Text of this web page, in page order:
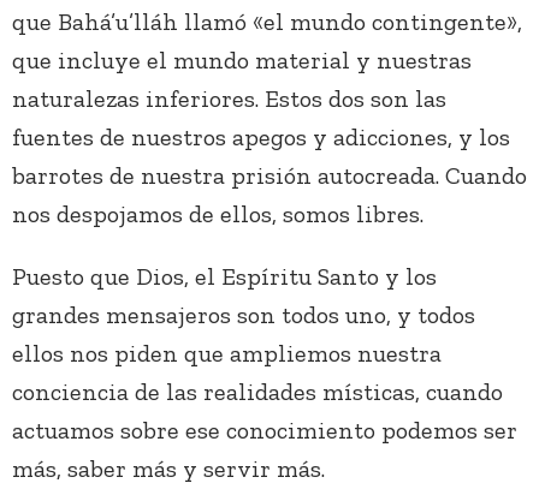
que Bahá’u’lláh llamó «el mundo contingente»,
que incluye el mundo material y nuestras
naturalezas inferiores. Estos dos son las
fuentes de nuestros apegos y adicciones, y los
barrotes de nuestra prisión autocreada. Cuando
nos despojamos de ellos, somos libres.
Puesto que Dios, el Espíritu Santo y los
grandes mensajeros son todos uno, y todos
ellos nos piden que ampliemos nuestra
conciencia de las realidades místicas, cuando
actuamos sobre ese conocimiento podemos ser
más, saber más y servir más.